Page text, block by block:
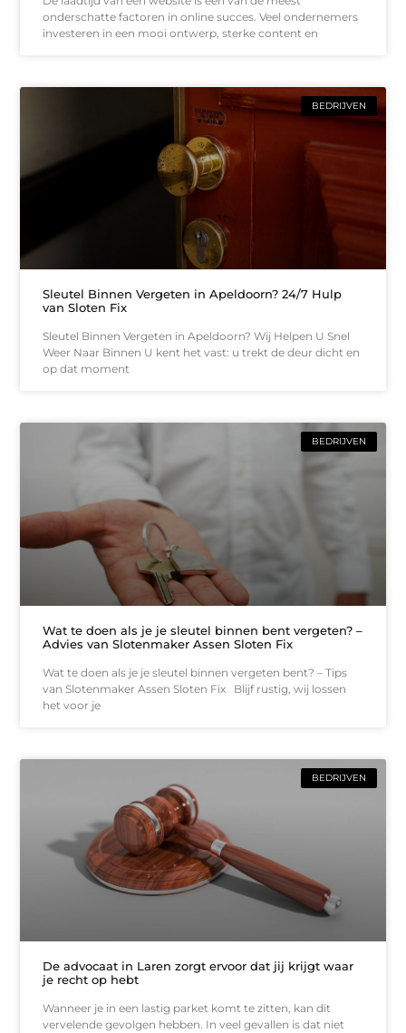
onderschatte factoren in online succes. Veel ondernemers
investeren in een mooi ontwerp, sterke content en
BEDRIJVEN
Sleutel Binnen Vergeten in Apeldoorn? 24/7 Hulp
van Sloten Fix
Sleutel Binnen Vergeten in Apeldoorn? Wij Helpen U Snel
Weer Naar Binnen U kent het vast: u trekt de deur dicht en
op dat moment
BEDRIJVEN
Wat te doen als je je sleutel binnen bent vergeten? –
Advies van Slotenmaker Assen Sloten Fix
Wat te doen als je je sleutel binnen vergeten bent? – Tips
van Slotenmaker Assen Sloten Fix Blijf rustig, wij lossen
het voor je
BEDRIJVEN
De advocaat in Laren zorgt ervoor dat jij krijgt waar
je recht op hebt
Wanneer je in een lastig parket komt te zitten, kan dit
vervelende gevolgen hebben. In veel gevallen is dat niet